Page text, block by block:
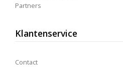
Partners
Klantenservice
Contact